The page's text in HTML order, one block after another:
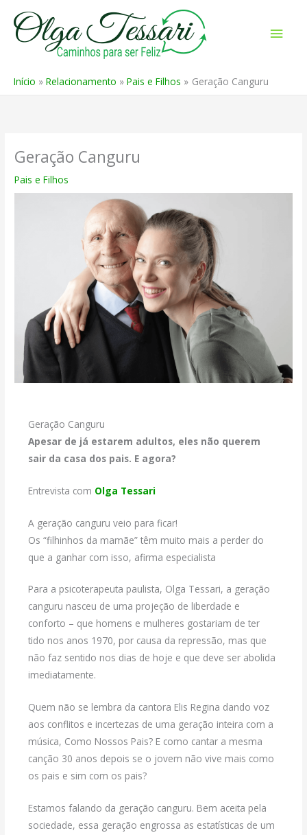
para
Início Relacionamento Pais e Filhos Geração Canguru
Geração Canguru
Pais e Filhos
Geração Canguru
Apesar de já estarem adultos, eles não querem
sair da casa dos pais. E agora?
Entrevista com Olga Tessari
A geração canguru veio para ficar!
Os “filhinhos da mamãe” têm muito mais a perder do
que a ganhar com isso, afirma especialista
Para a psicoterapeuta paulista, Olga Tessari, a geração
canguru nasceu de uma projeção de liberdade e
conforto – que homens e mulheres gostariam de ter
tido nos anos 1970, por causa da repressão, mas que
não faz sentido nos dias de hoje e que deve ser abolida
imediatamente.
Quem não se lembra da cantora Elis Regina dando voz
aos conflitos e incertezas de uma geração inteira com a
música, Como Nossos Pais? E como cantar a mesma
canção 30 anos depois se o jovem não vive mais como
os pais e sim com os pais?
Estamos falando da geração canguru. Bem aceita pela
sociedade, essa geração engrossa as estatísticas de um